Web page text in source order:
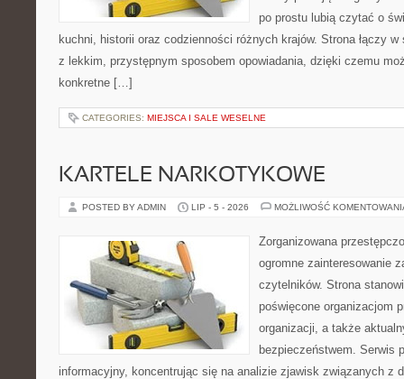
po prostu lubią czytać o
kuchni, historii oraz codzienności różnych krajów. Strona łączy
z lekkim, przystępnym sposobem opowiadania, dzięki czemu
konkretne […]
CATEGORIES: MIEJSCA I SALE WESELNE
KARTELE NARKOTYKOWE
POSTED BY ADMIN LIP - 5 - 2026 MOŻLIWOŚĆ
Zorganizowana
ogromne zainteresowanie
czytelników. Strona
poświęcone organizacjom
organizacji, a także
bezpieczeństwem. Serwis
informacyjny, koncentrując się na analizie zjawisk związanych z